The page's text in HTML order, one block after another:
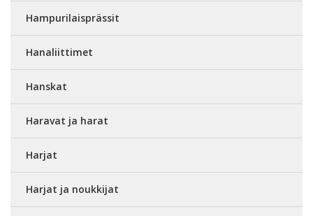
Hampurilaisprässit
Hanaliittimet
Hanskat
Haravat ja harat
Harjat
Harjat ja noukkijat